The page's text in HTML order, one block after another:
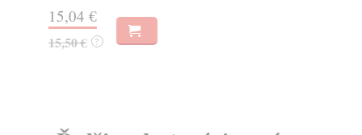
15,04 €
15,50 € ?